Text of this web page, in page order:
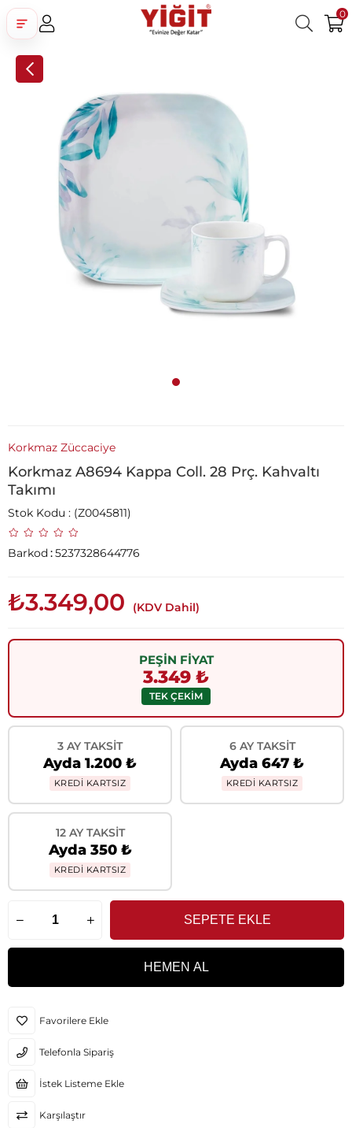
0
Google İle Bağlan
Korkmaz Züccaciye
Korkmaz A8694 Kappa Coll. 28 Prç. Kahvaltı
Takımı
Stok Kodu (Z0045811)
Barkod:5237328644776
₺3.349,00 (KDV Dahil)
PEŞİN FİYAT
3.349 ₺
TEK ÇEKİM
3 AY TAKSIT
Ayda 1.200 ₺
KREDİ KARTSIZ
6 AY TAKSIT
Ayda 647 ₺
KREDİ KARTSIZ
12 AY TAKSIT
Ayda 350 ₺
KREDİ KARTSIZ
Favorilere Ekle
Telefonla Sipariş
İstek Listeme Ekle
Karşılaştır